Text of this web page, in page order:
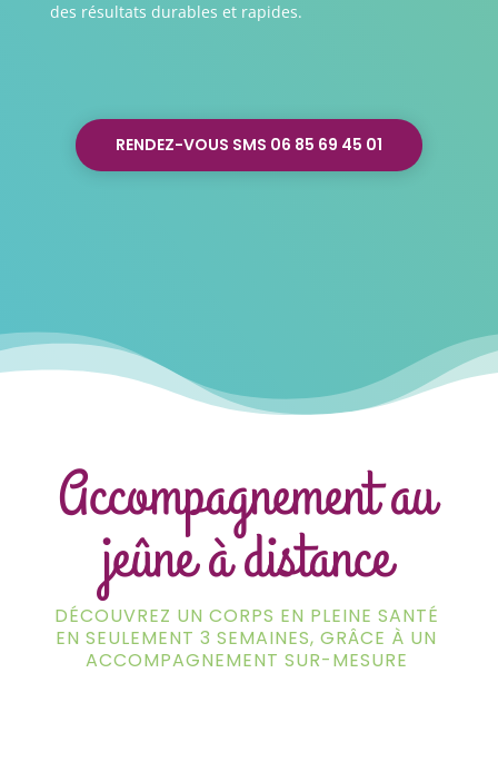
des résultats durables et rapides.
RENDEZ-VOUS SMS 06 85 69 45 01
Accompagnement au
jeûne à distance
DÉCOUVREZ UN CORPS EN PLEINE SANTÉ
EN SEULEMENT 3 SEMAINES, GRÂCE À UN
ACCOMPAGNEMENT SUR-MESURE